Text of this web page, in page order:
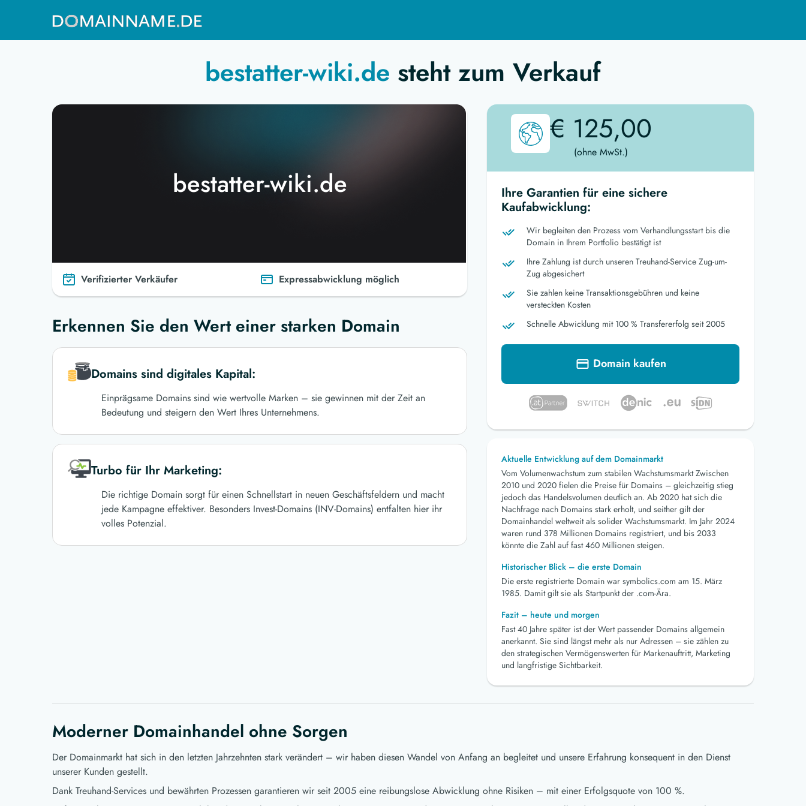
bestatter-wiki.de steht zum Verkauf
bestatter-wiki.de
Verifizierter Verkäufer Expressabwicklung möglich
Erkennen Sie den Wert einer starken Domain
Domains sind digitales Kapital:
Einprägsame Domains sind wie wertvolle Marken – sie gewinnen mit der Zeit an
Bedeutung und steigern den Wert Ihres Unternehmens.
Turbo für Ihr Marketing:
Die richtige Domain sorgt für einen Schnellstart in neuen Geschäftsfeldern und macht
jede Kampagne effektiver. Besonders Invest-Domains (INV-Domains) entfalten hier ihr
volles Potenzial.
€ 125,00
(ohne MwSt.)
Ihre Garantien für eine sichere
Kaufabwicklung:
Wir begleiten den Prozess vom Verhandlungsstart bis die
Domain in Ihrem Portfolio bestätigt ist
Ihre Zahlung ist durch unseren Treuhand-Service Zug-um-
Zug abgesichert
Sie zahlen keine Transaktionsgebühren und keine
versteckten Kosten
Schnelle Abwicklung mit 100 % Transfererfolg seit 2005
Domain kaufen
Aktuelle Entwicklung auf dem Domainmarkt
Vom Volumenwachstum zum stabilen Wachstumsmarkt Zwischen
2010 und 2020 fielen die Preise für Domains – gleichzeitig stieg
jedoch das Handelsvolumen deutlich an. Ab 2020 hat sich die
Nachfrage nach Domains stark erholt, und seither gilt der
Domainhandel weltweit als solider Wachstumsmarkt. Im Jahr 2024
waren rund 378 Millionen Domains registriert, und bis 2033
könnte die Zahl auf fast 460 Millionen steigen.
Historischer Blick – die erste Domain
Die erste registrierte Domain war symbolics.com am 15. März
1985. Damit gilt sie als Startpunkt der .com-Ära.
Fazit – heute und morgen
Fast 40 Jahre später ist der Wert passender Domains allgemein
anerkannt. Sie sind längst mehr als nur Adressen – sie zählen zu
den strategischen Vermögenswerten für Markenauftritt, Marketing
und langfristige Sichtbarkeit.
Moderner Domainhandel ohne Sorgen
Der Domainmarkt hat sich in den letzten Jahrzehnten stark verändert – wir haben diesen Wandel von Anfang an begleitet und unsere Erfahrung konsequent in den Dienst
unserer Kunden gestellt.
Dank Treuhand-Services und bewährten Prozessen garantieren wir seit 2005 eine reibungslose Abwicklung ohne Risiken – mit einer Erfolgsquote von 100 %.